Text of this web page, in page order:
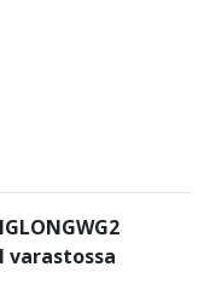
varastossa